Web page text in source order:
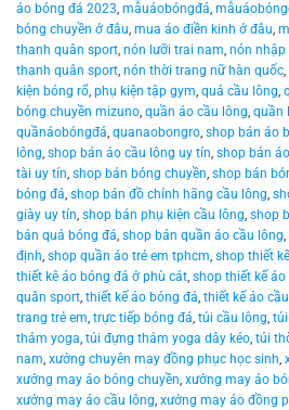
áo bóng đá 2023, mẫuáobóngđá,
bóng chuyền ở đâu, mua áo điền kinh ở đâu,
thanh quân sport, nón lưỡi trai nam, nón nhập
thanh quân sport, nón thời trang nữ hàn quốc,
kiện bóng rổ, phụ kiện tập gym, quả cầu lông,
bóng chuyền mizuno, quần áo cầu lông, quần
quầnáobóngđá, quanaobongro, shop bán áo
lông, shop bán áo cầu lông uy tín, shop bán
tài uy tín, shop bán bóng chuyền, shop bán
bóng đá, shop bán đồ chính hãng cầu lông,
giày uy tín, shop bán phụ kiện cầu lông, shop
bán quả bóng đá, shop bán quần áo cầu lông,
định, shop quần áo trẻ em tphcm, shop thiết
thiết kê áo bóng đá ở phù cát, shop thiết kế
quân sport, thiết kế áo bóng đá, thiết kế áo
trang trẻ em, trực tiếp bóng đá, túi cầu lông,
thảm yoga, túi đựng thảm yoga dây kéo, túi
nam, xưởng chuyên may đồng phục học sinh,
xưởng may áo bóng chuyền, xưởng may áo
xưởng may áo cầu lông, xưởng may áo đồng